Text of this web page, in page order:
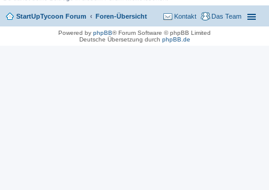
StartUpTycoon Forum Foren-Übersicht Das Team
Kontakt
Powered by phpBB® Forum Software © phpBB Limited
Deutsche Übersetzung durch phpBB.de